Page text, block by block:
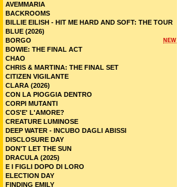
AVEMMARIA
BACKROOMS
BILLIE EILISH - HIT ME HARD AND SOFT: THE TOUR
BLUE (2026)
NEW
BORGO
BOWIE: THE FINAL ACT
CHAO
CHRIS & MARTINA: THE FINAL SET
CITIZEN VIGILANTE
CLARA (2026)
CON LA PIOGGIA DENTRO
CORPI MUTANTI
COS'E' L'AMORE?
CREATURE LUMINOSE
DEEP WATER - INCUBO DAGLI ABISSI
DISCLOSURE DAY
DON'T LET THE SUN
DRACULA (2025)
E I FIGLI DOPO DI LORO
ELECTION DAY
FINDING EMILY